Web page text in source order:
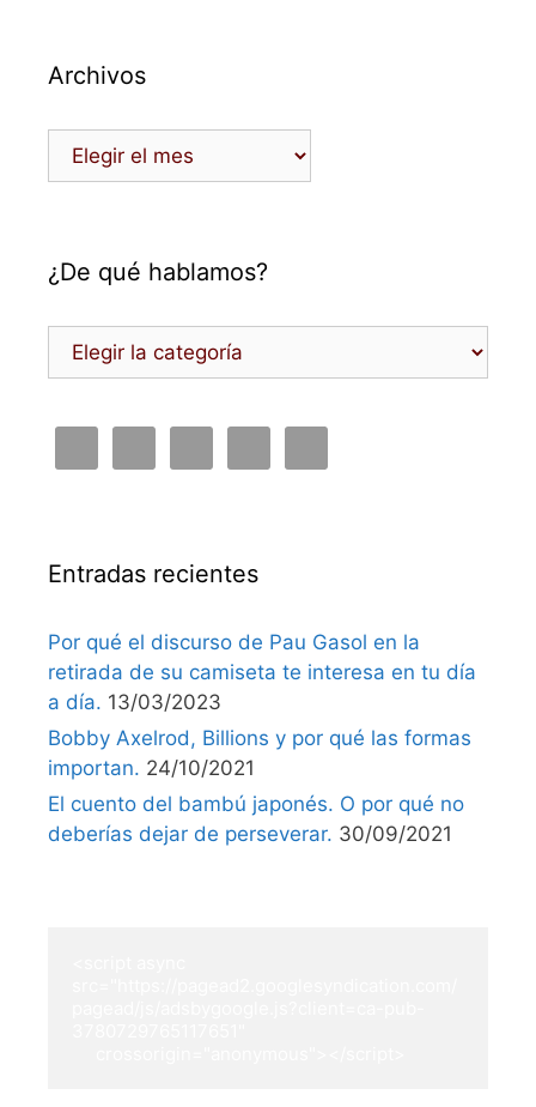
Archivos
Archivos
¿De qué hablamos?
¿De
Entradas recientes
Por qué el discurso de Pau Gasol en la
retirada de su camiseta te interesa en tu día
a día. 13/03/2023
Bobby Axelrod, Billions y por qué las formas
importan. 24/10/2021
El cuento del bambú japonés. O por qué no
deberías dejar de perseverar. 30/09/2021